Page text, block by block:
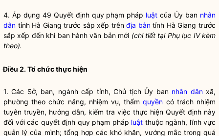
4. Áp dụng 49 Quyết định quy phạm pháp luật của Ủy ban nhân
dân tỉnh Hà Giang trước sắp xếp trênđịa bàntỉnh Hà Giang trước
sắp xếp đến khi ban hành văn bản mới (chi tiết tại Phụ lục IV kèm
theo).
Điều 2. Tổ chức thực hiện
1. Các Sở, ban, ngành cấp tỉnh, Chủ tịch Ủy ban nhân dânxã,
phường theo chức năng, nhiệm vụ, thẩmquyền có trách nhiệm
tuyên truyền, hướng dẫn, kiểm tra việc thực hiện Quyết định này
đối với các quyết định quy phạm pháp luật thuộc ngành, lĩnh vực
quản lý của mình; tổng hợp các khó khăn, vướng mắc trong quá